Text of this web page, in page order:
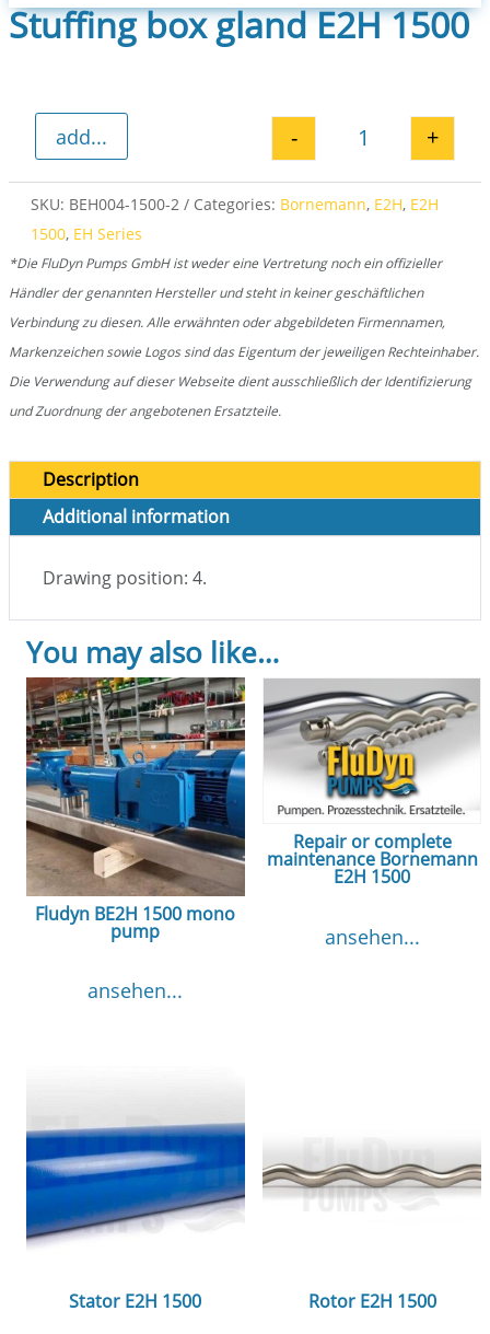
Stuffing box gland E2H 1500
Stuffing box
- +
add...
SKU: BEH004-1500-2 Categories: Bornemann, E2H, E2H
1500, EH Series
*Die FluDyn Pumps GmbH ist weder eine Vertretung noch ein offizieller
Händler der genannten Hersteller und steht in keiner geschäftlichen
Verbindung zu diesen. Alle erwähnten oder abgebildeten Firmennamen,
Markenzeichen sowie Logos sind das Eigentum der jeweiligen Rechteinhaber.
Die Verwendung auf dieser Webseite dient ausschließlich der Identifizierung
und Zuordnung der angebotenen Ersatzteile.
Description
Additional information
Drawing position: 4.
You may also like…
Fludyn BE2H 1500 mono
pump
ansehen...
Repair or complete
maintenance Bornemann
E2H 1500
ansehen...
Stator E2H 1500 Rotor E2H 1500